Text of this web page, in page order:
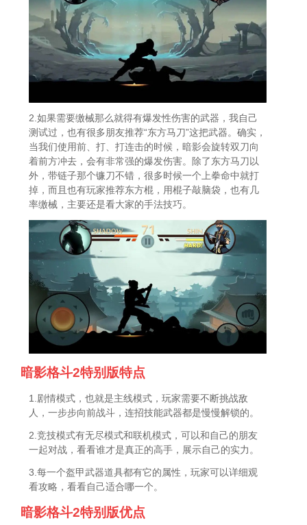
2.如果需要缴械那么就得有爆发性伤害的武器，我自己
测试过，也有很多朋友推荐“东方马刀”这把武器。确实，
当我们使用前、打、打连击的时候，暗影会旋转双刀向
着前方冲去，会有非常强的爆发伤害。除了东方马刀以
外，带链子那个镰刀不错，很多时候一个上拳命中就打
掉，而且也有玩家推荐东方棍，用棍子敲脑袋，也有几
率缴械，主要还是看大家的手法技巧。
暗影格斗2特别版特点
1.剧情模式，也就是主线模式，玩家需要不断挑战敌
人，一步步向前战斗，连招技能武器都是慢慢解锁的。
2.竞技模式有无尽模式和联机模式，可以和自己的朋友
一起对战，看看谁才是真正的高手，展示自己的实力。
3.每一个盔甲武器道具都有它的属性，玩家可以详细观
看攻略，看看自己适合哪一个。
暗影格斗2特别版优点